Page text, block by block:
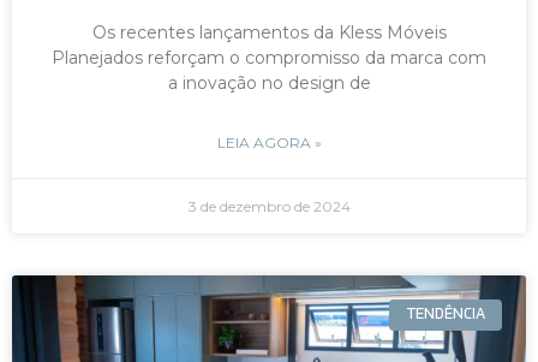
Os recentes lançamentos da Kless Móveis
Planejados reforçam o compromisso da marca com
a inovação no design de
LEIA AGORA »
3 de dezembro de 2024
TENDÊNCIA